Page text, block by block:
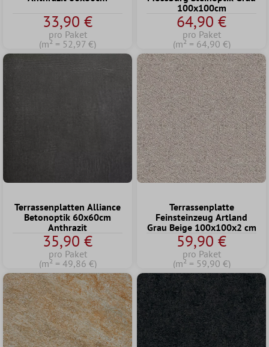
33,90 €
pro Paket
(m² = 52,97 €)
100x100cm
64,90 €
pro Paket
(m² = 64,90 €)
Terrassenplatten Alliance
Betonoptik 60x60cm
Anthrazit
35,90 €
pro Paket
(m² = 49,86 €)
Terrassenplatte
Feinsteinzeug Artland
Grau Beige 100x100x2 cm
59,90 €
pro Paket
(m² = 59,90 €)